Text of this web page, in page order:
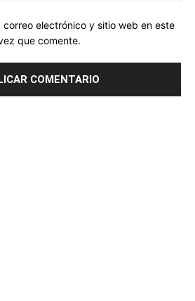
correo electrónico y sitio web en este
que comente.